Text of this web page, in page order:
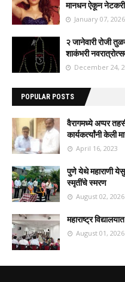
मानधन ऐकून
January 07, 2026
२ जानेवारी रोजी
शाकंभरी
December 24,
POPULAR POSTS
वैरागमध्ये अप्पर
कार्यकर्त्यांनी केली
April 16, 2023
पुणे येथे महाराणी
स्मृतींचे स्मरण
August 02, 2026
महाराष्ट्र
August 01, 2026